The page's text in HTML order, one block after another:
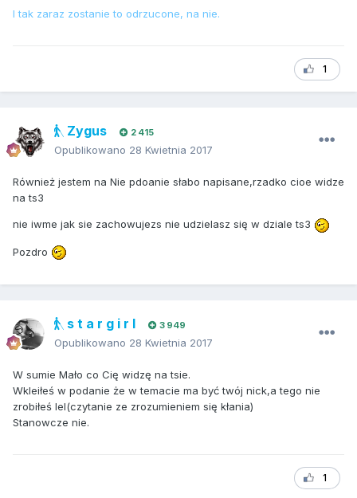
I tak zaraz zostanie to odrzucone, na nie.
1
Zygus 2 415
Opublikowano 28 Kwietnia 2017
Również jestem na Nie pdoanie słabo napisane,rzadko cioe widze
na ts3
nie iwme jak sie zachowujezs nie udzielasz się w dziale ts3
Pozdro
s t a r g i r l 3 949
Opublikowano 28 Kwietnia 2017
W sumie Mało co Cię widzę na tsie.
Wkleiłeś w podanie że w temacie ma być twój nick,a tego nie
zrobiłeś lel(czytanie ze zrozumieniem się kłania)
Stanowcze nie.
1